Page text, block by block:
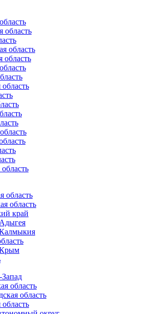
область
область
область
область
область
край
Крым
область
область